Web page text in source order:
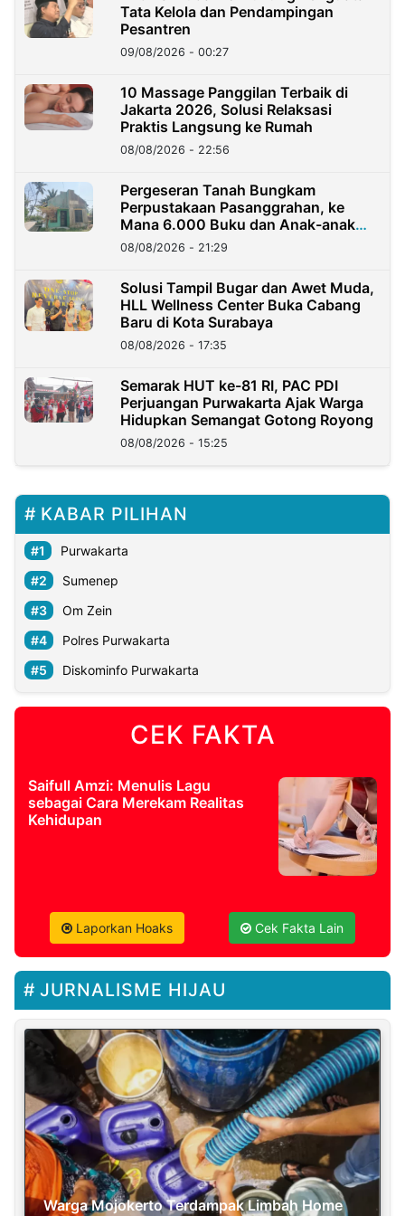
Tata Kelola dan Pendampingan
Pesantren
09/08/2026 - 00:27
10 Massage Panggilan Terbaik di
Jakarta 2026, Solusi Relaksasi
Praktis Langsung ke Rumah
08/08/2026 - 22:56
Pergeseran Tanah Bungkam
Perpustakaan Pasanggrahan, ke
Mana 6.000 Buku dan Anak-anak
Kini?
08/08/2026 - 21:29
Solusi Tampil Bugar dan Awet Muda,
HLL Wellness Center Buka Cabang
Baru di Kota Surabaya
08/08/2026 - 17:35
Semarak HUT ke-81 RI, PAC PDI
Perjuangan Purwakarta Ajak Warga
Hidupkan Semangat Gotong Royong
08/08/2026 - 15:25
KABAR PILIHAN
Purwakarta
Sumenep
Om Zein
Polres Purwakarta
Diskominfo Purwakarta
CEK FAKTA
Saifull Amzi: Menulis Lagu
sebagai Cara Merekam Realitas
Kehidupan
Laporkan Hoaks Cek Fakta Lain
JURNALISME HIJAU
Warga Mojokerto Terdampak Limbah Home